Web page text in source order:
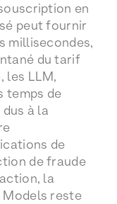
en
peut fournir
millisecondes,
du tarif
les LLM,
temps de
à la
de
de fraude
la
Models reste